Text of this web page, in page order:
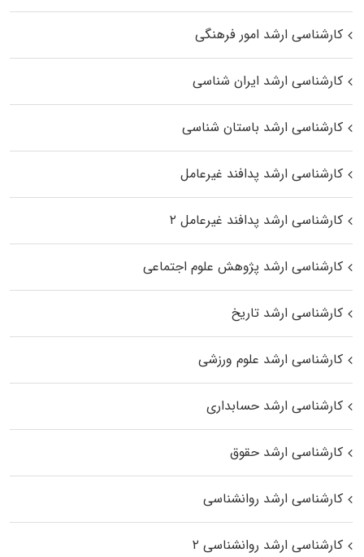
کارشناسی ارشد امور فرهنگی
کارشناسی ارشد ایران شناسی
کارشناسی ارشد باستان شناسی
کارشناسی ارشد پدافند غیرعامل
کارشناسی ارشد پدافند غیرعامل ۲
کارشناسی ارشد پژوهش علوم اجتماعی
کارشناسی ارشد تاریخ
کارشناسی ارشد علوم ورزشی
کارشناسی ارشد حسابداری
کارشناسی ارشد حقوق
کارشناسی ارشد روانشناسی
کارشناسی ارشد روانشناسی ۲